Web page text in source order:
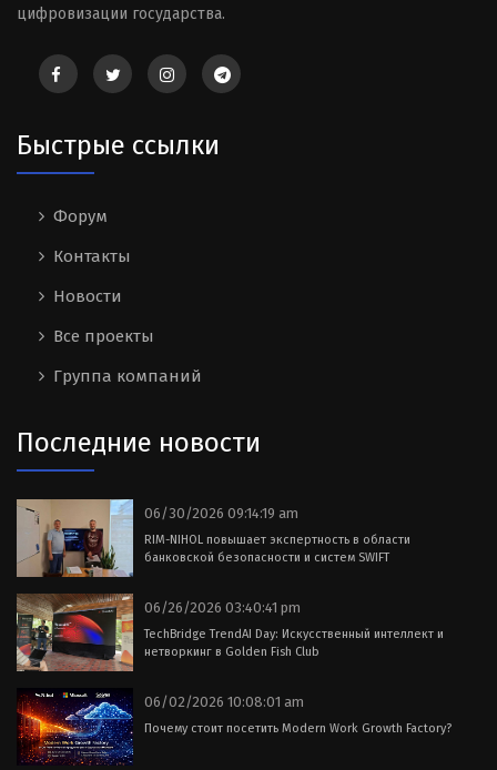
цифровизации государства.
Быстрые ссылки
Форум
Контакты
Новости
Все проекты
Группа компаний
Последние новости
06/30/2026 09:14:19 am
RIM-NIHOL повышает экспертность в области
банковской безопасности и систем SWIFT
06/26/2026 03:40:41 pm
TechBridge TrendAI Day: Искусственный интеллект и
нетворкинг в Golden Fish Club
06/02/2026 10:08:01 am
Почему стоит посетить Modern Work Growth Factory?